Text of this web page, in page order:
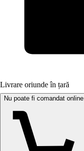
Livrare oriunde în țară
Nu poate fi comandat online